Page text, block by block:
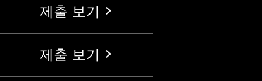
제출 보기
제출 보기